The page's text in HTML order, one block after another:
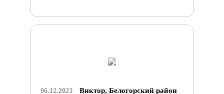
06.12.2023 Виктор, Белогорский район